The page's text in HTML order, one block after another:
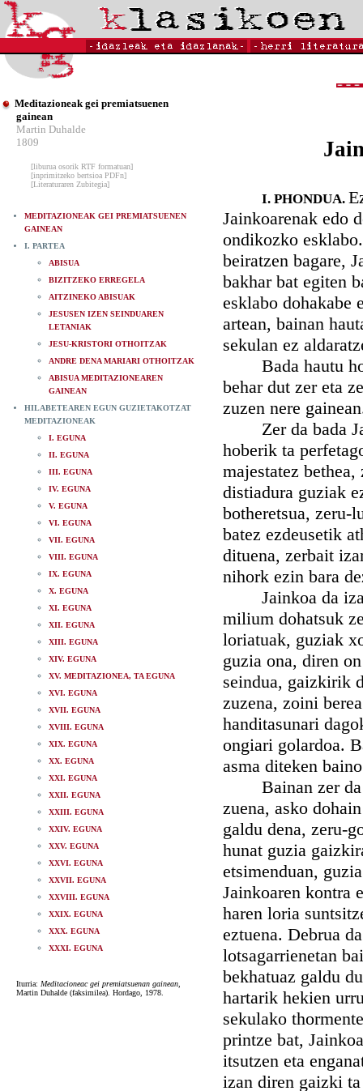
Meditazioneak gei premiatsuenen
gainean
Martin Duhalde
1809
[liburua osorik RTF formatuan]
[inprimitzeko bertsioa PDFn]
[Literaturaren Zubitegia]
MEDITAZIONEAK GEI PREMIATSUENEN
GAINEAN
I. PARTEA
ABISUA
BIZITZEKO ERREGELA
AITZINEKO ABISUAK
JESUSEN IZEN SEINDUAREN
LETANIAK
JESU-KRISTORI OTHOITZAK
ANDRE DENA MARIARI OTHOITZAK
ABISUA MEDITAZIONEAREN
GAINEAN
HILABETEAREN EGUN GUZIETAKOTZAT
MEDITAZIONEAK
I. EGUNA
II. EGUNA
III. EGUNA
IV. EGUNA
V. EGUNA
VI. EGUNA
VII. EGUNA
VIII. EGUNA
IX. EGUNA
X. EGUNA
XI. EGUNA
XII. EGUNA
XIII. EGUNA
XIV. EGUNA
XV. MEDITAZIONEA, TA EGUNA
XVI. EGUNA
XVII. EGUNA
XVIII. EGUNA
XIX. EGUNA
XX. EGUNA
XXI. EGUNA
XXII. EGUNA
XXIII. EGUNA
XXIV. EGUNA
XXV. EGUNA
XXVI. EGUNA
XXVII. EGUNA
XXVIII. EGUNA
XXIX. EGUNA
XXX. EGUNA
XXXI. EGUNA
Iturria: Meditacioneac gei premiatsuenan gainean
Martin Duhalde (faksimilea). Hordago, 1978.
I. PHONDUA.
Jainkoarenak edo
ondikozko
beiratzen bagare,
bakhar bat egiten
esklabo dohakabe
artean, bainan
sekulan ez
Bada hautu hori
behar dut zer eta
zuzen nere
Zer da bada
hoberik ta
majestatez
distiadura guziak
botheretsua, zeru-
batez ezdeusetik
dituena, zerbait
nihork ezin bara
Jainkoa da
milium dohatsuk
loriatuak, guziak
guzia ona, diren
seindua, gaizkirik
zuzena, zoini
handitasunari
ongiari golardoa.
asma diteken
Bainan zer da
zuena, asko
galdu dena, zeru-
hunat guzia
etsimenduan,
Jainkoaren kontra
haren loria
eztuena. Debrua
lotsagarrienetan
bekhatuaz galdu
hartarik hekien
sekulako
printze bat,
itsutzen eta
izan diren gaizki